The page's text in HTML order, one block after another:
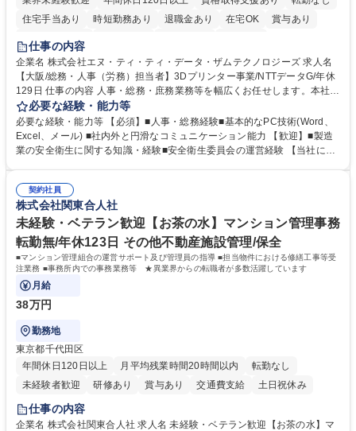
住宅手当あり
時短勤務あり 退職金あり 在宅OK
賞与あり
完全週休2日制
仕事の内容
企業名 株式会社エヌ・ティ・ティ・データ・ザムテクノロジーズ 求人名
【大阪/総務・人事（労務）担当者】3Dプリンター事業/NTTデータG/年休
129日 仕事の内容 人事・総務・庶務業務等を幅広くお任せします。本社コ
ーポレート部門と連携しながら、決められた業務だけではなく、社員や現
場を支えるバックオフィス担当として状況に応じて柔軟に対応いただくこ
とを期待します。 【詳細】■入退社手続き、社員情報管理■入社時オリエ
ンテーションの実施■勤怠・各種申請内容の確認■採用業務のサポート■来
生に関する業務等■健康診断、産業医面談、休職・復職手続き等の労務サ
ポート■社内ルールの運用・各種社内案内■その他、拠点運営に関わる管理
部門業務 募集職種 【大阪/総務・人事（労務）担当者】3Dプリンター事
業/NTTデータG/年休129日
必要な経験・能力等
必要な経験・能力等 【必須】■人事・総務経験■基本的なPC技術(Word、
Excel、メール) ■社内外と円滑なコミュニケーション能力 【歓迎】■製造
業の安全衛生に関する知識・経験■安全衛生委員会の運営経験 【当社につ
アが磨けます。 ◎NTTデータグループであり福利厚生は充実しているとと
もに、働き方改革も推進しています。 学歴・資格 学歴：大学院 大学 高専
短大 専修学校 語学力： 資格：
契約社員
株式会社関東合人社
未経験・ベテラン歓迎【お茶の水】マンション管理事務
転勤無/年休123日 その他不動産施設管理/保全
■マンション管理組合の運営サポート及び管理員の指導 ■担当物件における修繕工事等受
注業務 ■事務所内での事務業務等 ★異業界からの転職者が多数活躍しています
月給
38万円
勤務地
東京都千代田区
年間休日120日以上
月平均残業時間20時間以内
転勤なし
未経験者歓迎
研修あり 賞与あり 交通費支給 土日祝休み
仕事の内容
企業名 株式会社関東合人社 求人名 未経験・ベテラン歓迎【お茶の水】マ